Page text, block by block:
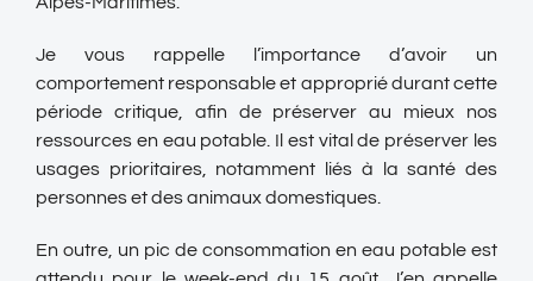
Je vous rappelle l’importance d’avoir un
comportement responsable et approprié durant cette
période critique, afin de préserver au mieux nos
ressources en eau potable. Il est vital de préserver les
usages prioritaires, notamment liés à la santé des
personnes et des animaux domestiques.
En outre, un pic de consommation en eau potable est